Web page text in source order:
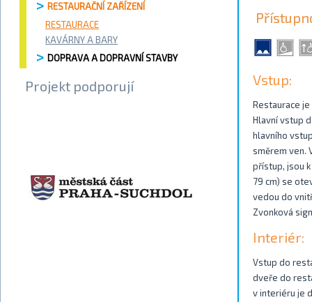
RESTAURAČNÍ ZAŘÍZENÍ
RESTAURACE
KAVÁRNY A BARY
DOPRAVA A DOPRAVNÍ STAVBY
Projekt podporují Vstup:
Restaurace
Hlavní vstup
hlavního
směrem ven.
přístup, jsou
79 cm) se
vedou do
Zvonková
Interiér:
Vstup do
dveře do
v interiéru je